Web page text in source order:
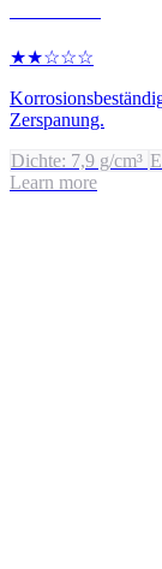
★★☆☆☆
Zerspanung.
Dichte: 7,9 g/cm³
Learn more